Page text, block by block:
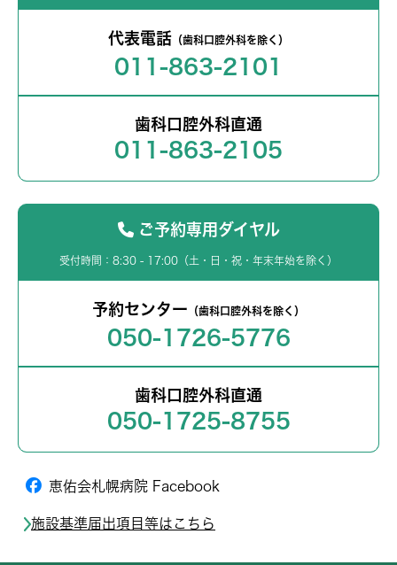
代表電話 （歯科口腔外科を除く）
011-863-2101
歯科口腔外科直通
011-863-2105
ご予約専用ダイヤル
受付時間：8:30 - 17:00（土・日・祝・年末年始を除く）
予約センター （歯科口腔外科を除く）
050-1726-5776
歯科口腔外科直通
050-1725-8755
恵佑会札幌病院 Facebook
施設基準届出項目等はこちら